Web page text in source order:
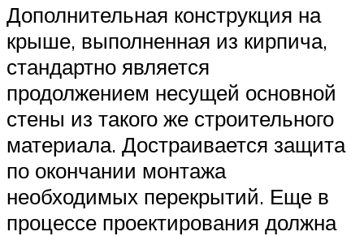
Дополнительная конструкция на
крыше, выполненная из кирпича,
стандартно является
продолжением несущей основной
стены из такого же строительного
материала. Достраивается защита
по окончании монтажа
необходимых перекрытий. Еще в
процессе проектирования должна